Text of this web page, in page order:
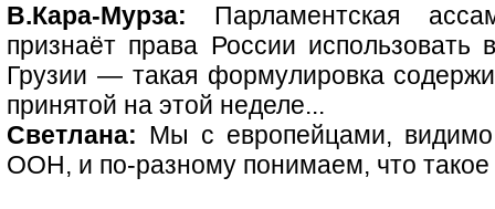
В.Кара-Мурза: Парламентская
признаёт права России
Грузии — такая формулировка
принятой на этой неделе...
Светлана: Мы с европейцами,
ООН, и по-разному понимаем, что такое